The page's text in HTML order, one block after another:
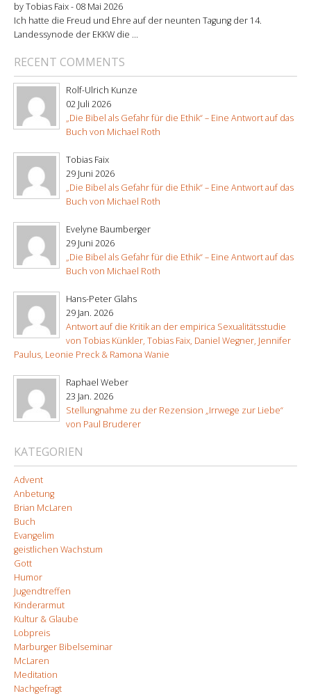
by Tobias Faix - 08 Mai 2026
Ich hatte die Freud und Ehre auf der neunten Tagung der 14.
Landessynode der EKKW die ...
RECENT COMMENTS
Rolf-Ulrich Kunze
02 Juli 2026
„Die Bibel als Gefahr für die Ethik“ – Eine Antwort auf das
Buch von Michael Roth
Tobias Faix
29 Juni 2026
„Die Bibel als Gefahr für die Ethik“ – Eine Antwort auf das
Buch von Michael Roth
Evelyne Baumberger
29 Juni 2026
„Die Bibel als Gefahr für die Ethik“ – Eine Antwort auf das
Buch von Michael Roth
Hans-Peter Glahs
29 Jan. 2026
Antwort auf die Kritik an der empirica Sexualitätsstudie
von Tobias Künkler, Tobias Faix, Daniel Wegner, Jennifer
Paulus, Leonie Preck & Ramona Wanie
Raphael Weber
23 Jan. 2026
Stellungnahme zu der Rezension „Irrwege zur Liebe“
von Paul Bruderer
KATEGORIEN
Advent
Anbetung
Brian McLaren
Buch
Evangelim
geistlichen Wachstum
Gott
Humor
Jugendtreffen
Kinderarmut
Kultur & Glaube
Lobpreis
Marburger Bibelseminar
McLaren
Meditation
Nachgefragt